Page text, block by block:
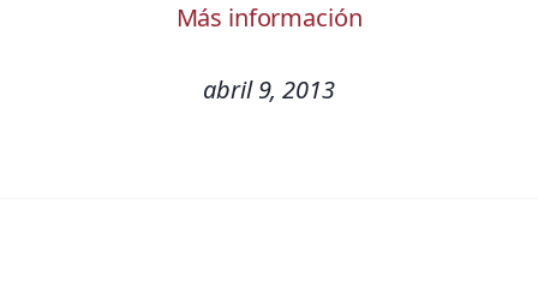
Más información
abril 9, 2013